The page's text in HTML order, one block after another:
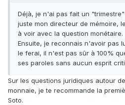
Déjà, je n'ai pas fait un
juste mon directeur de mémoire,
à voir avec la question monétaire.
Ensuite, je reconnais n'avoir pas
le ferai, il n'est pas sûr à 100%
ses paroles sans aucun esprit
Sur les questions juridiques autour
monnaie, je te recommande la
Soto.